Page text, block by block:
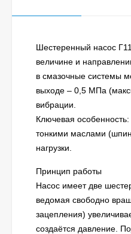
Шестеренный насос
величине и
в смазочные системы
выходе – 0,5 МПа
вибрации.
Ключевая
тонкими маслами
нагрузки.
Принцип работы
Насос имеет две
ведомая свободно
зацепления)
создаётся давление.